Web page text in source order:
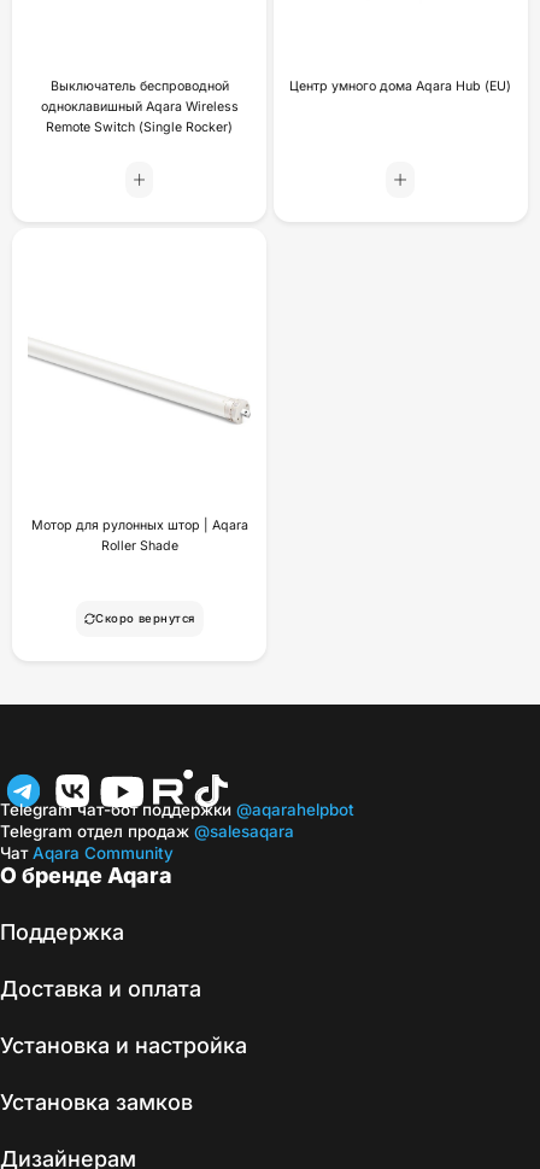
Выключатель беспроводной
одноклавишный Aqara Wireless
Remote Switch (Single Rocker)
Центр умного дома Aqara Hub (EU)
Мотор для рулонных штор | Aqara
Roller Shade
Скоро вернутся
О бренде Aqara
Поддержка
Доставка и оплата
Установка и настройка
Установка замков
Дизайнерам
Telegram чат-бот поддержки @aqarahelpbot
Telegram отдел продаж @salesaqara
ЧатAqara Community